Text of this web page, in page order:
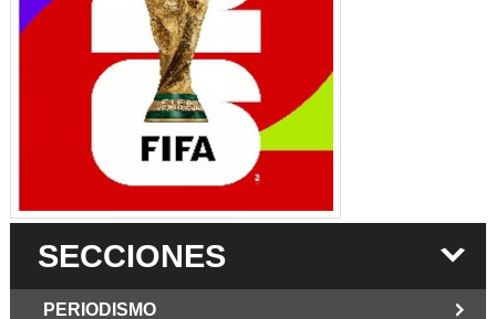
SECCIONES
PERIODISMO